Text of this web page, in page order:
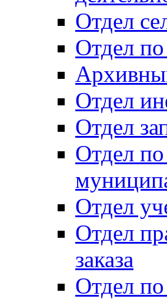
Отдел
Отдел
Отдел
Отдел
Отдел
Отдел
Отдел
заказа
Отдел